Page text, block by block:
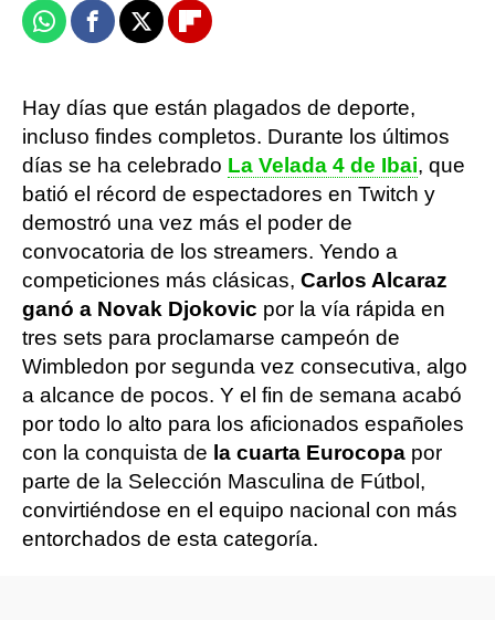
WhatsappFacebook
X Flipboard
Hay días que están plagados de deporte,
incluso findes completos. Durante los últimos
días se ha celebrado La Velada 4 de Ibai, que
batió el récord de espectadores en Twitch y
demostró una vez más el poder de
convocatoria de los streamers. Yendo a
competiciones más clásicas, Carlos Alcaraz
ganó a Novak Djokovic por la vía rápida en
tres sets para proclamarse campeón de
Wimbledon por segunda vez consecutiva, algo
a alcance de pocos. Y el fin de semana acabó
por todo lo alto para los aficionados españoles
con la conquista de la cuarta Eurocopa por
parte de la Selección Masculina de Fútbol,
convirtiéndose en el equipo nacional con más
entorchados de esta categoría.